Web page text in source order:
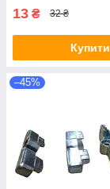
13 ₴ 32 ₴
Купити
–45%